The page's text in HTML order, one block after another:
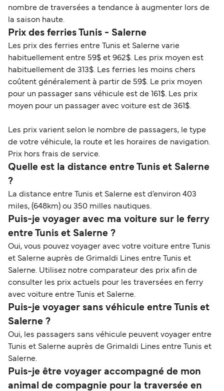
nombre de traversées a tendance à augmenter lors de
la saison haute.
Prix des ferries Tunis - Salerne
Les prix des ferries entre Tunis et Salerne varie
habituellement entre 59$ et 962$. Les prix moyen est
habituellement de 313$. Les ferries les moins chers
coûtent généralement à partir de 59$. Le prix moyen
pour un passager sans véhicule est de 161$. Les prix
moyen pour un passager avec voiture est de 361$.
Les prix varient selon le nombre de passagers, le type
de votre véhicule, la route et les horaires de navigation.
Prix hors frais de service.
Quelle est la distance entre Tunis et Salerne
?
La distance entre Tunis et Salerne est d’environ 403
miles, (648km) ou 350 milles nautiques.
Puis-je voyager avec ma voiture sur le ferry
entre Tunis et Salerne ?
Oui, vous pouvez voyager avec votre voiture entre Tunis
et Salerne auprès de Grimaldi Lines entre Tunis et
Salerne. Utilisez notre comparateur des prix afin de
consulter les prix actuels pour les traversées en ferry
avec voiture entre Tunis et Salerne.
Puis-je voyager sans véhicule entre Tunis et
Salerne ?
Oui, les passagers sans véhicule peuvent voyager entre
Tunis et Salerne auprès de Grimaldi Lines entre Tunis et
Salerne.
Puis-je être voyager accompagné de mon
animal de compagnie pour la traversée en